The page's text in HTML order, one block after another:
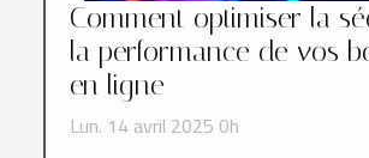
Comment optimiser la
la performance de vos
en ligne
Lun. 14 avril 2025 0h